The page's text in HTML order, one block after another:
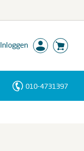
Inloggen
010-4731397